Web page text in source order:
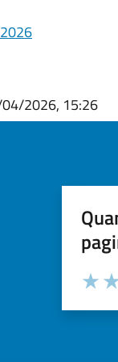
2026, 15:26
Valuta